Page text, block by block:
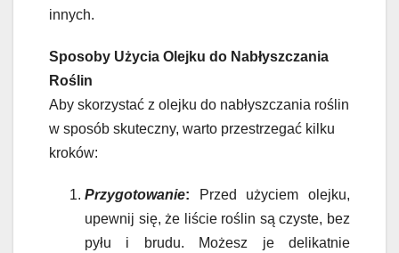
innych.
Sposoby Użycia Olejku do Nabłyszczania
Roślin
Aby skorzystać z olejku do nabłyszczania roślin
w sposób skuteczny, warto przestrzegać kilku
kroków:
Przygotowanie: Przed użyciem olejku,
upewnij się, że liście roślin są czyste, bez
pyłu i brudu. Możesz je delikatnie